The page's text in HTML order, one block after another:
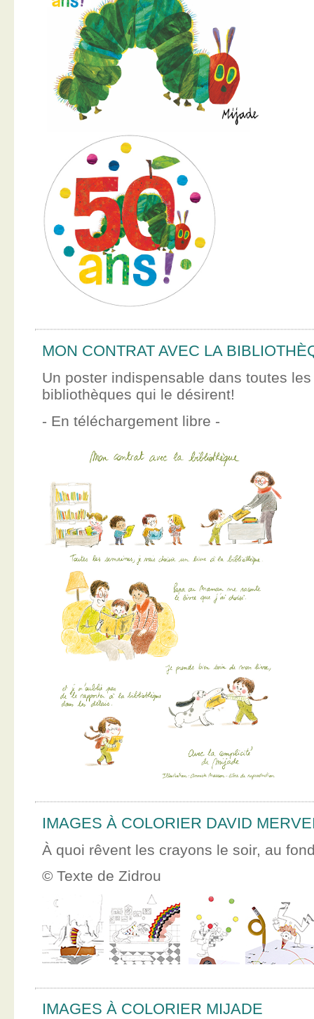
MON CONTRAT AVEC LA
Un poster indispensable dans toutes
bibliothèques qui le désirent!
- En téléchargement libre -
IMAGES À COLORIER DAVID
À quoi rêvent les crayons le soir, au
© Texte de Zidrou
IMAGES À COLORIER MIJADE